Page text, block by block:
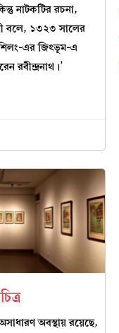
নাটকটির রচনা,
বলে, ১৩২৩ সালের
এর জিৎভূম-এ
রবীন্দ্রনাথ।’
অসাধারণ অবস্থায় রয়েছে,